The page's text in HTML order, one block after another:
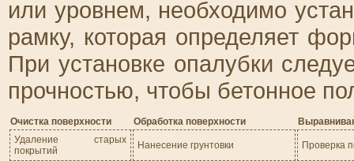
или уровнем, необходимо
рамку, которая определяет
При установке опалубки
прочностью, чтобы бетонное
Очистка поверхности Обработка поверхности
Удаление старых
покрытий
Нанесение грунтовки Проверка